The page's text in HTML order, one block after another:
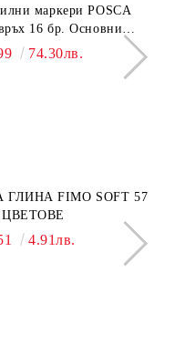
маркери POSCA
16 бр. Основни
74.30лв.
FIMO SOFT 57
4.91лв.